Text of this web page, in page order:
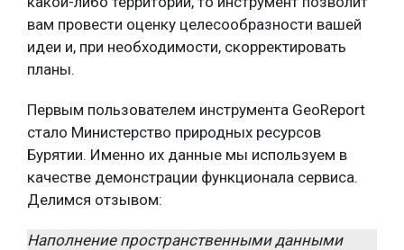
вам провести оценку целесообразности вашей
идеи и, при необходимости, скорректировать
планы.
Первым пользователем инструмента GeoReport
стало Министерство природных ресурсов
Бурятии. Именно их данные мы используем в
качестве демонстрации функционала сервиса.
Делимся отзывом:
Наполнение пространственными данными